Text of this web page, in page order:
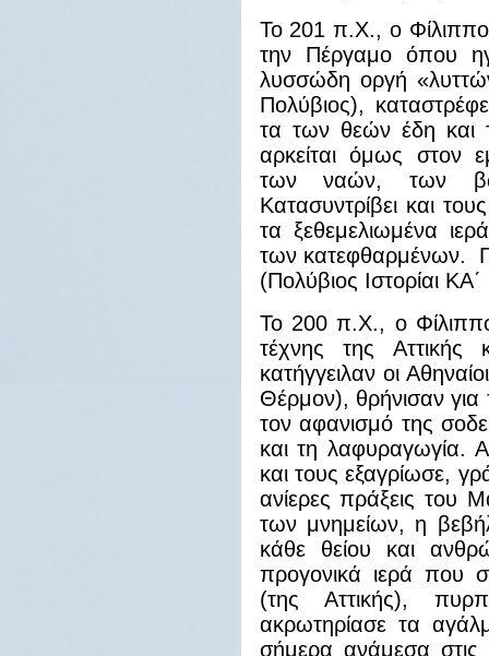
Το 201 π.Χ., ο
την Πέργαμο όπου
λυσσώδη οργή
Πολύβιος),
τα των θεών έδη και
αρκείται όμως στον
των ναών, των
Κατασυντρίβει και
τα ξεθεμελιωμένα
των κατεφθαρμένων.
(Πολύβιος Ιστορίαι
Το 200 π.Χ., ο
τέχνης της
κατήγγειλαν οι
Θέρμον), θρήνισαν
τον αφανισμό της
και τη λαφυραγωγία.
και τους εξαγρίωσε,
ανίερες πράξεις του
των μνημείων, η
κάθε θείου και
προγονικά ιερά που
(της Αττικής),
ακρωτηρίασε τα
σήμερα ανάμεσα